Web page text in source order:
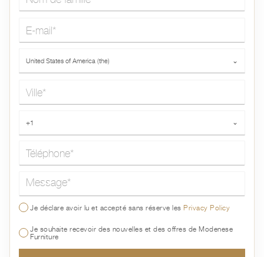
United States of America (the) ⌄
+1 ⌄
Message*
Je déclare avoir lu et accepté sans réserve lesPrivacy Policy
Je souhaite recevoir des nouvelles et des offres de Modenese
Furniture